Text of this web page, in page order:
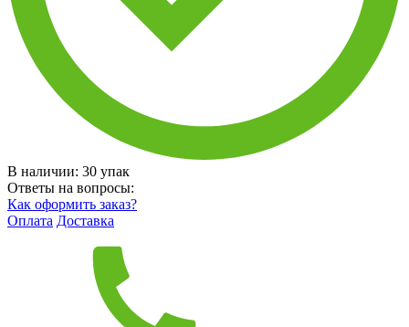
В наличии: 30 упак
Ответы на вопросы:
Как оформить заказ?
Оплата Доставка